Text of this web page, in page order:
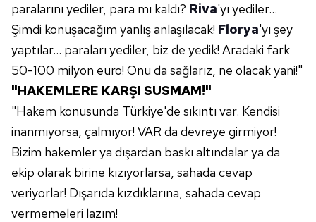
paralarını yediler, para mı kaldı? Riva'yı yediler...
Şimdi konuşacağım yanlış anlaşılacak! Florya'yı şey
yaptılar... paraları yediler, biz de yedik! Aradaki fark
50-100 milyon euro! Onu da sağlarız, ne olacak yani!"
"HAKEMLERE KARŞI SUSMAM!"
"Hakem konusunda Türkiye'de sıkıntı var. Kendisi
inanmıyorsa, çalmıyor! VAR da devreye girmiyor!
Bizim hakemler ya dışardan baskı altındalar ya da
ekip olarak birine kızıyorlarsa, sahada cevap
veriyorlar! Dışarıda kızdıklarına, sahada cevap
vermemeleri lazım!